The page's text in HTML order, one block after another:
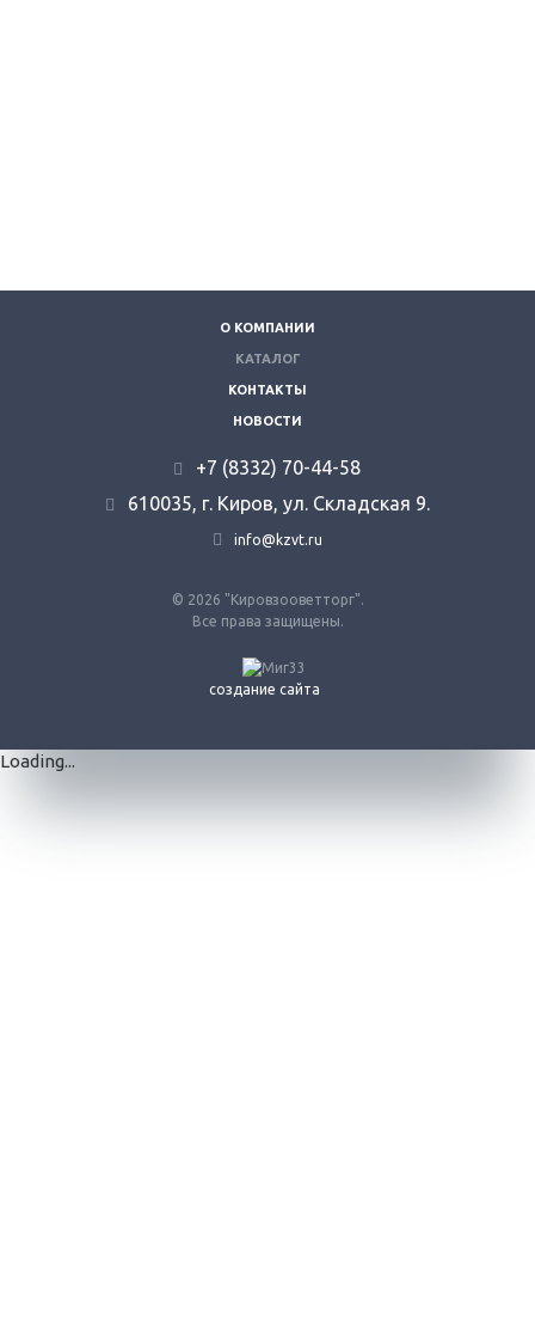
© 2026 "Кировзооветторг".
Все права защищены.
создание сайта
О КОМПАНИИ
КАТАЛОГ
КОНТАКТЫ
НОВОСТИ
+7 (8332) 70-44-58
610035, г. Киров, ул. Складская 9.
info@kzvt.ru
Loading...